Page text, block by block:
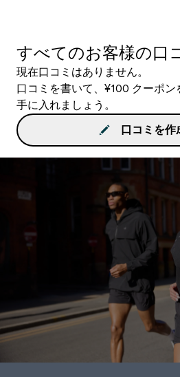
すべてのお客様の口
現在口コミはありません。
口コミを書いて、¥100 クーポ
手に入れましょう。
口コミを作